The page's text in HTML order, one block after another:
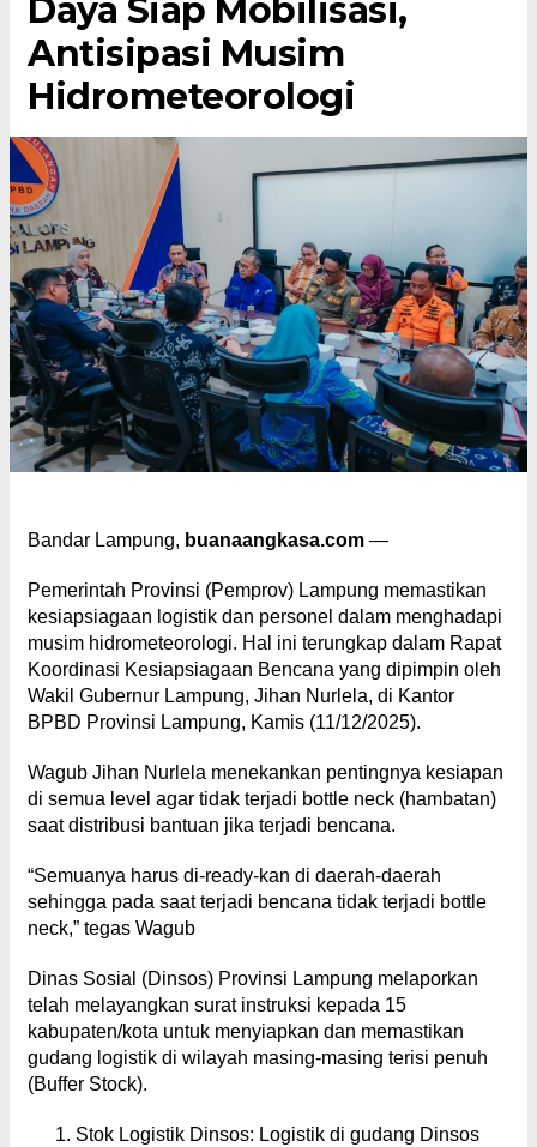
Daya Siap Mobilisasi,
Antisipasi Musim
Hidrometeorologi
Bandar Lampung, buanaangkasa.com —
Pemerintah Provinsi (Pemprov) Lampung memastikan
kesiapsiagaan logistik dan personel dalam menghadapi
musim hidrometeorologi. Hal ini terungkap dalam Rapat
Koordinasi Kesiapsiagaan Bencana yang dipimpin oleh
Wakil Gubernur Lampung, Jihan Nurlela, di Kantor
BPBD Provinsi Lampung, Kamis (11/12/2025).
Wagub Jihan Nurlela menekankan pentingnya kesiapan
di semua level agar tidak terjadi bottle neck (hambatan)
saat distribusi bantuan jika terjadi bencana.
“Semuanya harus di-ready-kan di daerah-daerah
sehingga pada saat terjadi bencana tidak terjadi bottle
neck,” tegas Wagub
Dinas Sosial (Dinsos) Provinsi Lampung melaporkan
telah melayangkan surat instruksi kepada 15
kabupaten/kota untuk menyiapkan dan memastikan
gudang logistik di wilayah masing-masing terisi penuh
(Buffer Stock).
Stok Logistik Dinsos: Logistik di gudang Dinsos